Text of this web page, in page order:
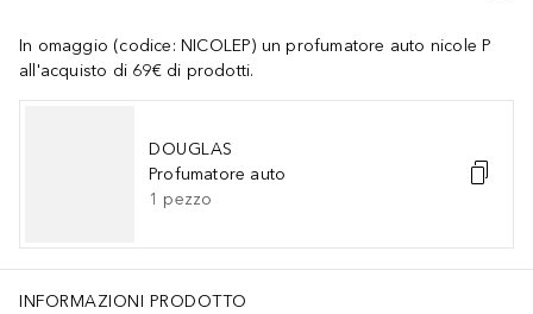
In omaggio (codice: NICOLEP) un profumatore auto nicole P
all'acquisto di 69€ di prodotti.
DOUGLAS
Profumatore auto
1 pezzo
INFORMAZIONI PRODOTTO